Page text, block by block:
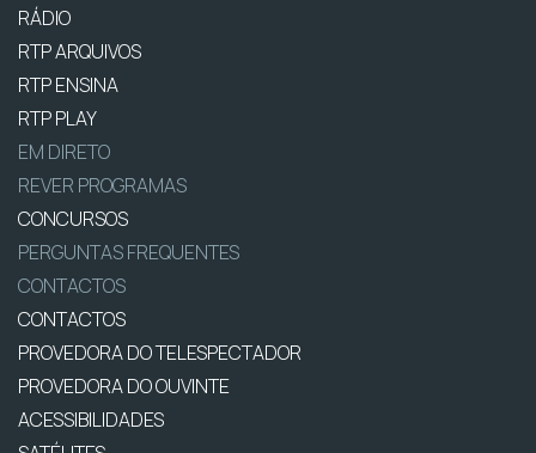
RÁDIO
RTP ARQUIVOS
RTP ENSINA
RTP PLAY
EM DIRETO
REVER PROGRAMAS
CONCURSOS
PERGUNTAS FREQUENTES
CONTACTOS
CONTACTOS
PROVEDORA DO TELESPECTADOR
PROVEDORA DO OUVINTE
ACESSIBILIDADES